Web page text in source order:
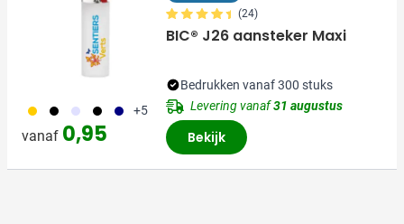
056 001 353 310 018 +5
vanaf 0,95
(24)
BIC® J26 aansteker Maxi
Bedrukken vanaf 300 stuks
Levering vanaf31 augustus
Bekijk